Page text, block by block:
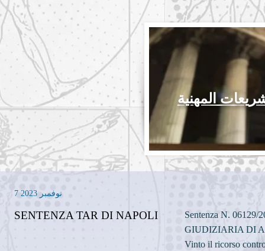
المهنية
7 نوفمبر 2023
SENTENZA TAR DI NAPOLI
Sentenza N.
GIUDIZIARIA DI
Vinto il ricorso